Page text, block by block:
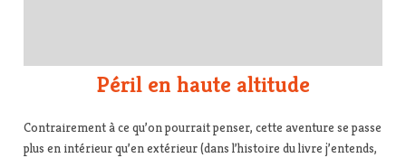
Péril en haute altitude
Contrairement à ce qu’on pourrait penser, cette aventure se passe
plus en intérieur qu’en extérieur (dans l’histoire du livre j’entends,